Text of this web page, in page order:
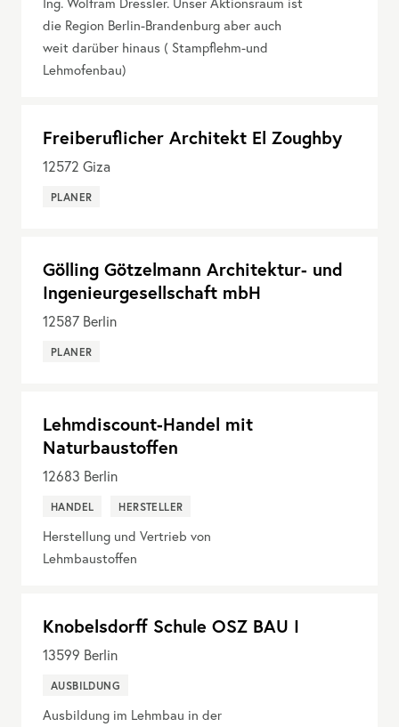
die Region Berlin-Brandenburg aber auch
weit darüber hinaus ( Stampflehm-und
Lehmofenbau)
Freiberuflicher Architekt El Zoughby
12572 Giza
PLANER
Gölling Götzelmann Architektur- und
Ingenieurgesellschaft mbH
12587 Berlin
PLANER
Lehmdiscount-Handel mit
Naturbaustoffen
12683 Berlin
HANDEL HERSTELLER
Herstellung und Vertrieb von
Lehmbaustoffen
Knobelsdorff Schule OSZ BAU I
13599 Berlin
AUSBILDUNG
Ausbildung im Lehmbau in der